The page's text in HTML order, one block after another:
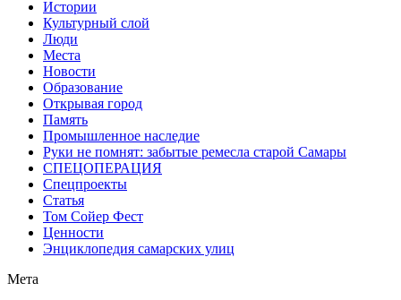
Истории
Культурный слой
Люди
Места
Новости
Образование
Открывая город
Память
Промышленное наследие
Руки не помнят: забытые ремесла старой Самары
СПЕЦОПЕРАЦИЯ
Спецпроекты
Статья
Том Сойер Фест
Ценности
Энциклопедия самарских улиц
Мета